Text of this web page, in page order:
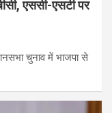
एससी-एसटी पर
चुनाव में भाजपा से